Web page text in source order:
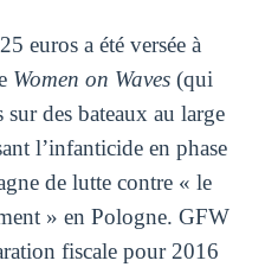
euros a été versée à
Women on Waves(qui
sur des bateaux au large
l’infanticide en phase
de lutte contre « le
» en Pologne. GFW
fiscale pour 2016